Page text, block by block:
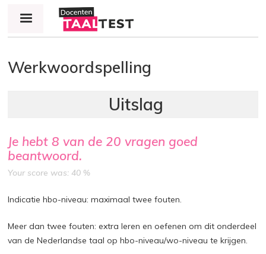
Werkwoordspelling
Je hebt8 van de 20 vragen goed
beantwoord.
Your score was: 40 %
Indicatie hbo-niveau: maximaal twee fouten.
Meer dan twee fouten: extra leren en oefenen om dit onderdeel
van de Nederlandse taal op hbo-niveau/wo-niveau te krijgen.